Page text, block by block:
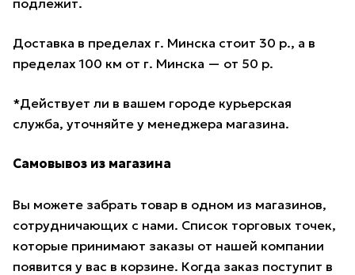
Доставка в пределах г. Минска стоит 30 р., а в
пределах 100 км от г. Минска — от 50 р.
*Действует ли в вашем городе курьерская
служба, уточняйте у менеджера магазина.
Самовывоз из магазина
Вы можете забрать товар в одном из магазинов,
сотрудничающих с нами. Список торговых точек,
которые принимают заказы от нашей компании
появится у вас в корзине. Когда заказ поступит в